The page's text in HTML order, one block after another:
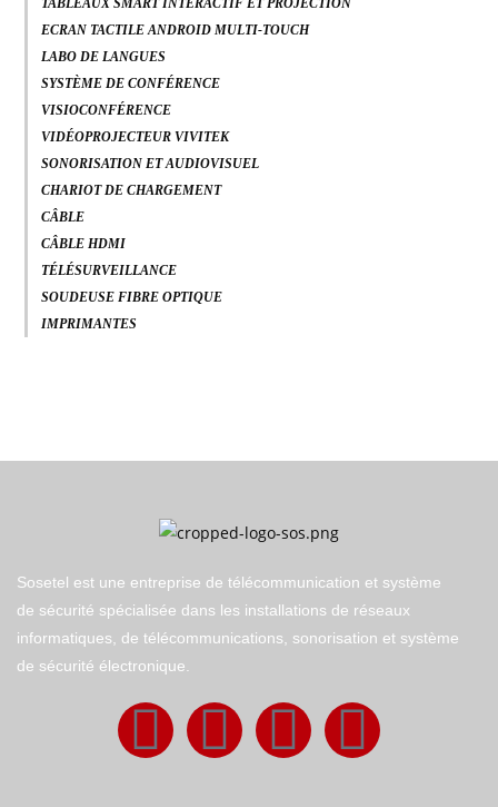
ECRAN TACTILE ANDROID MULTI-TOUCH
LABO DE LANGUES
SYSTÈME DE CONFÉRENCE
VISIOCONFÉRENCE
VIDÉOPROJECTEUR VIVITEK
SONORISATION ET AUDIOVISUEL
CHARIOT DE CHARGEMENT
CÂBLE
CÂBLE HDMI
TÉLÉSURVEILLANCE
SOUDEUSE FIBRE OPTIQUE
IMPRIMANTES
Sosetel est une entreprise de télécommunication et système
de sécurité spécialisée dans les installations de réseaux
informatiques, de télécommunications, sonorisation et système
de sécurité électronique.